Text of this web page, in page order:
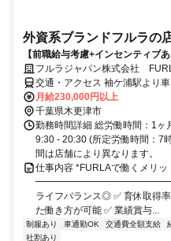
外資系ブランドフルラの
【前職給与考慮+インセンティブ
フルラジャパン株式会社
交通・アクセス 袖ケ浦駅より
月給230,000円以上
千葉県木更津市
勤務時間詳細 総労働時間：1ヶ
9:30 - 20:30 (所定労働時間：7
間は店舗により異なります。
仕事内容 *FURLAで働くメリッ
━━━━━━━━━━━━━━━━ ✅
ライフバランス◎ ✅ 育休取得
た働き方が可能 ✅ 業績賞与...
制服あり 車通勤OK 交通費全額支給
社割あり